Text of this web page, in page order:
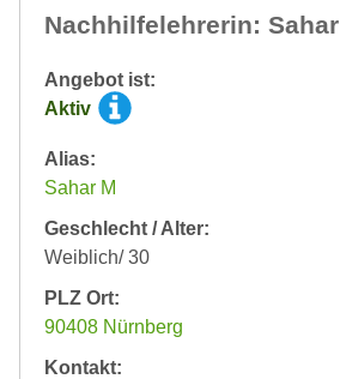
Nachhilfelehrerin: Sahar
Angebot ist:
Aktiv
Alias:
Sahar M
Geschlecht / Alter:
Weiblich/ 30
PLZ Ort:
90408 Nürnberg
Kontakt: